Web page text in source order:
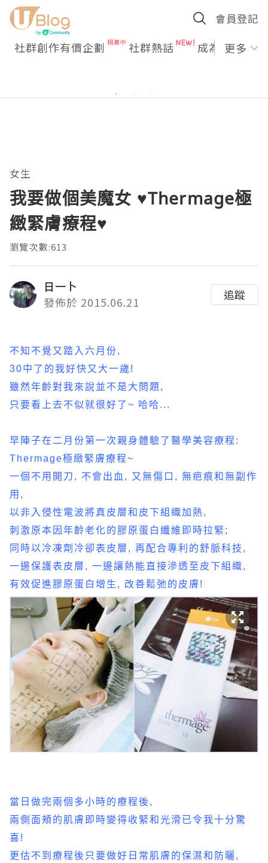
會員登記
社群創作有價企劃 社群熱話 成為U更多
女生
我要做個美魔女 ♥Thermage極
緻緊膚療程♥
瀏覽次數:613
日一卜
發佈於 2015.06.21
追蹤
不知不覺又踏入六月份,
30中了的我好快又大一歲!
雖然年齡對我來說並不是大問題,
只要看上去不似就很好了~ 哈哈...
早陣子在二月份第一次親身體驗了醫學美容療程:
Thermage極緻緊膚療程~
一個不用開刀, 不會出血, 又無傷口, 無疤痕和無副作
用,
以非入侵性電波將真皮層和皮下組織加熱,
刺激原本因年齡老化的膠原蛋白纖維即時拉緊;
同時以冷凍劑冷卻表皮層, 再配合專利的舒脈科技,
一邊保護表皮層, 一邊讓熱能直接滲透至皮下組織,
有效促進膠原蛋白增生, 改善鬆弛的皮膚!
當日做完兩個多小時的療程後,
兩側面頰的肌膚即時變得收緊和光滑已令我十分驚
喜!
更估不到療程後只要做好日常肌膚的保濕和防曬,